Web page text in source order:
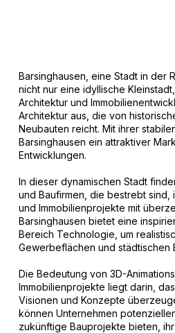
Barsinghausen, eine Stadt in der
nicht nur eine idyllische
Architektur und
Architektur aus, die von
Neubauten reicht. Mit ihrer
Barsinghausen ein attraktiver
Entwicklungen.
In dieser dynamischen Stadt
und Baufirmen, die bestrebt
und Immobilienprojekte mit
Barsinghausen bietet eine
Bereich Technologie, um
Gewerbeflächen und städtischen
Die Bedeutung von 3D-
Immobilienprojekte liegt darin,
Visionen und Konzepte
können Unternehmen
zukünftige Bauprojekte bieten,